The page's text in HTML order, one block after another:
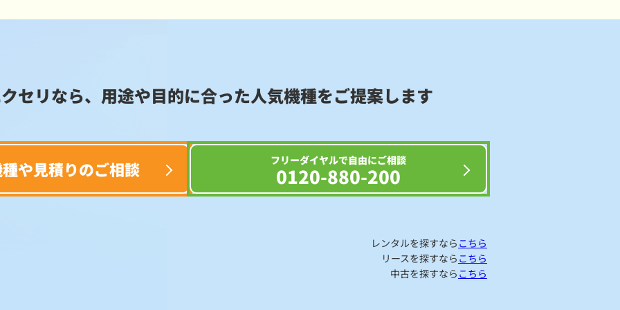
セリなら、用途や目的に合った人気機種をご提案します
や見積りのご相談 フリーダイヤルで自由にご相談
0120-880-200
レンタルを探すなら こちら
リースを探すなら こちら
中古を探すなら こちら